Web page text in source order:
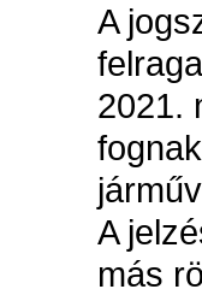
A
2021.
A
más